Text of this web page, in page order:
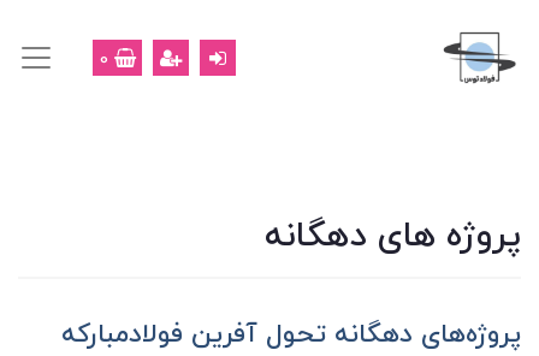
0
پروژه های دهگانه
پروژه‌های دهگانه تحول آفرین فولادمبارکه